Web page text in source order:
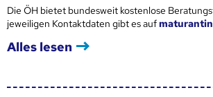
Die ÖH bietet bundesweit kostenlose
jeweiligen Kontaktdaten gibt es auf
Alles lesen